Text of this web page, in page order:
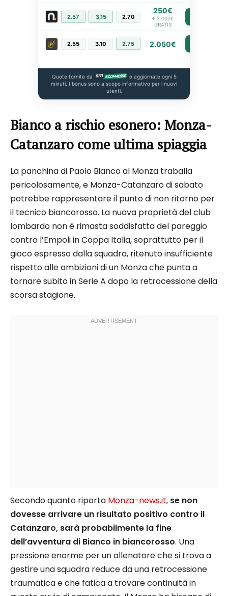
2.57 3.15 2.70
250€
+ 2.000€
GRATIS
2.55 3.10 2.75 2.050€
Quote fornite da
e aggiornate ogni 5
minuti. I bonus sono a scopo informativo per i nuovi
utenti.
Bianco a rischio esonero: Monza-
Catanzaro come ultima spiaggia
La panchina di Paolo Bianco al Monza traballa
pericolosamente, e Monza-Catanzaro di sabato
potrebbe rappresentare il punto di non ritorno per
il tecnico biancorosso. La nuova proprietà del club
lombardo non è rimasta soddisfatta del pareggio
contro l’Empoli in Coppa Italia, soprattutto per il
gioco espresso dalla squadra, ritenuto insufficiente
rispetto alle ambizioni di un Monza che punta a
tornare subito in Serie A dopo la retrocessione della
scorsa stagione.
Secondo quanto riporta Monza-news.it, se non
dovesse arrivare un risultato positivo contro il
Catanzaro, sarà probabilmente la fine
dell’avventura di Bianco in biancorosso. Una
pressione enorme per un allenatore che si trova a
gestire una squadra reduce da una retrocessione
traumatica e che fatica a trovare continuità in